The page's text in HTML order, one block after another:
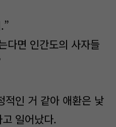
다면 인간도의 사자들
적인 거 같아 애환은 낯
일어났다.